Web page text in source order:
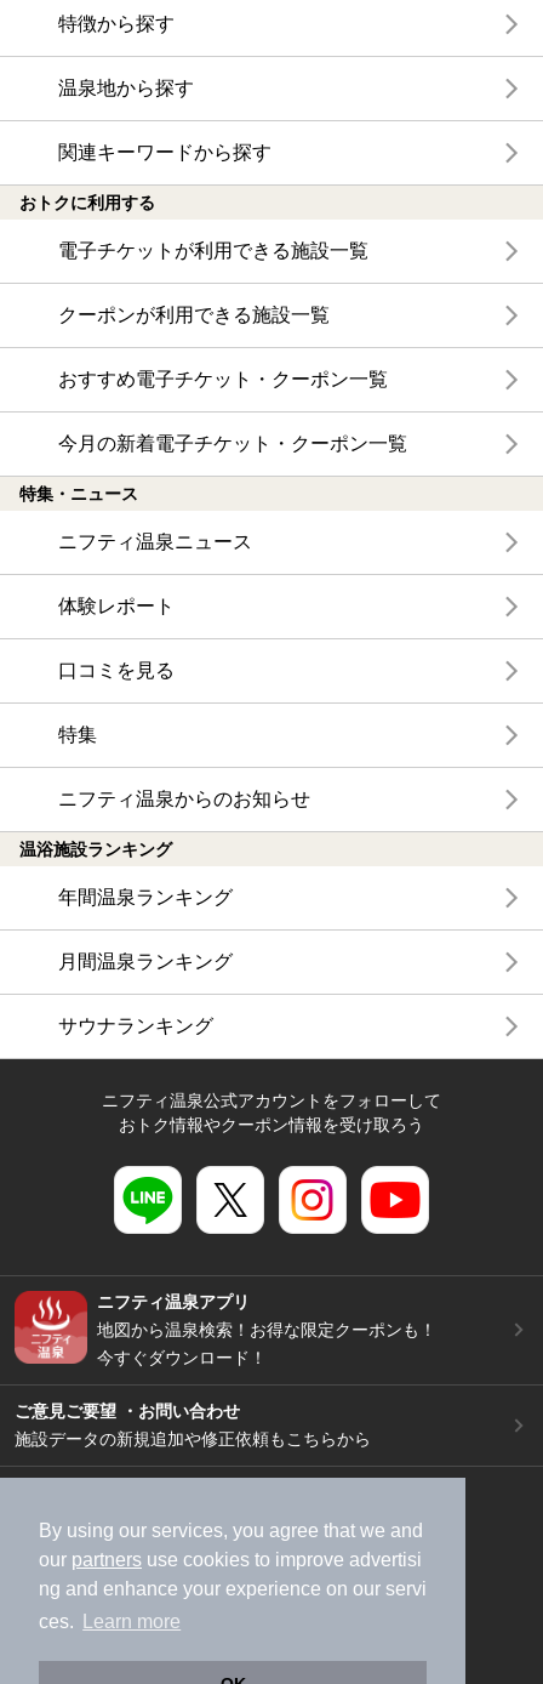
By using our services, you agree that we and
our partners use cookies to improve advertisi
ng and enhance your experience on our servi
ces.
Learn more
特徴から探す
温泉地から探す
関連キーワードから探す
おトクに利用する
電子チケットが利用できる施設一覧
クーポンが利用できる施設一覧
おすすめ電子チケット・クーポン一覧
今月の新着電子チケット・クーポン一覧
特集・ニュース
ニフティ温泉ニュース
体験レポート
口コミを見る
特集
ニフティ温泉からのお知らせ
温浴施設ランキング
年間温泉ランキング
月間温泉ランキング
サウナランキング
ニフティ温泉公式アカウントをフォローして
おトク情報やクーポン情報を受け取ろう
ニフティ温泉アプリ
地図から温泉検索！お得な限定クーポンも！
今すぐダウンロード！
ご意見ご要望 ・お問い合わせ
施設データの新規追加や修正依頼もこちらから
加盟店募集（資料請求）
広告出稿のご案内
利用規約
ライフスタイルMEMBERS+規約
特定商取引法に基づく表記
ヘルプ
採用情報
運営会社